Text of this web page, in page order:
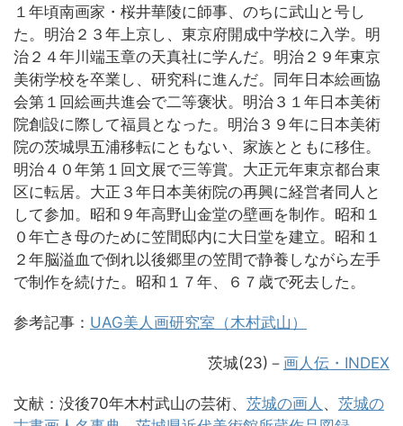
１年頃南画家・桜井華陵に師事、のちに武山と号し
た。明治２３年上京し、東京府開成中学校に入学。明
治２４年川端玉章の天真社に学んだ。明治２９年東京
美術学校を卒業し、研究科に進んだ。同年日本絵画協
会第１回絵画共進会で二等褒状。明治３１年日本美術
院創設に際して福員となった。明治３９年に日本美術
院の茨城県五浦移転にともない、家族とともに移住。
明治４０年第１回文展で三等賞。大正元年東京都台東
区に転居。大正３年日本美術院の再興に経営者同人と
して参加。昭和９年高野山金堂の壁画を制作。昭和１
０年亡き母のために笠間邸内に大日堂を建立。昭和１
２年脳溢血で倒れ以後郷里の笠間で静養しながら左手
で制作を続けた。昭和１７年、６７歳で死去した。
参考記事： UAG美人画研究室（木村武山）
茨城(23)－ 画人伝・INDEX
文献：没後70年木村武山の芸術、 茨城の画人 、 茨城の